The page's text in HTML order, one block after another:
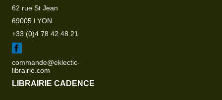
62 rue St Jean
69005 LYON
+33 (0)4 78 42 48 21
commande@eklectic-
librairie.com
LIBRAIRIE CADENCE